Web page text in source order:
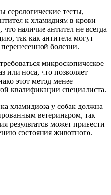
серологические тесты,
к хламидиям в крови
наличие антител не всегда
так как антитела могут
болезни.
микроскопическое
или носа, что позволяет
этот метод менее
квалификации специалиста.
хламидиоза у собак должна
ветеринаром, так
результатов может привести
состояния животного.